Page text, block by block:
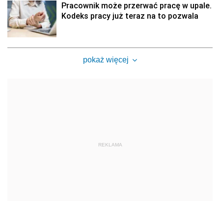
Pracownik może przerwać pracę w upale.
Kodeks pracy już teraz na to pozwala
pokaż więcej
REKLAMA